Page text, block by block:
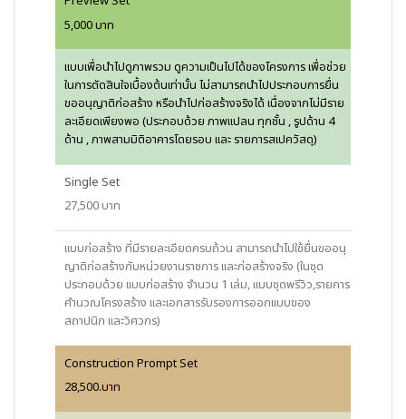
5,000 บาท
แบบเพื่อนำไปดูภาพรวม ดูความเป็นไปได้ของโครงการ เพื่อช่วย
ในการตัดสินใจเบื้องต้นเท่านั้น ไม่สามารถนำไปประกอบการยื่น
ขออนุญาติก่อสร้าง หรือนำไปก่อสร้างจริงได้ เนื่องจากไม่มีราย
ละเอียดเพียงพอ (ประกอบด้วย ภาพแปลน ทุกชั้น , รูปด้าน 4
ด้าน , ภาพสามมิติอาคารโดยรอบ และ รายการสเปควัสดุ)
Single Set
27,500 บาท
แบบก่อสร้าง ที่มีรายละเอียดครบถ้วน สามารถนำไปใช้ยื่นขออนุ
ญาติก่อสร้างกับหน่วยงานราชการ และก่อสร้างจริง (ในชุด
ประกอบด้วย แบบก่อสร้าง จำนวน 1 เล่ม, แบบชุดพรีวิว,รายการ
คำนวณโครงสร้าง และเอกสารรับรองการออกแบบของ
สถาปนิก และวิศวกร)
Construction Prompt Set
28,500.บาท